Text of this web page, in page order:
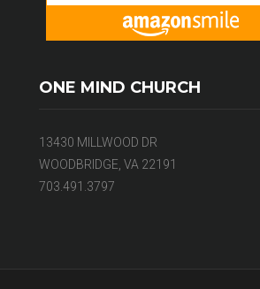
ONE MIND CHURCH
13430 MILLWOOD DR
WOODBRIDGE, VA 22191
703.491.3797